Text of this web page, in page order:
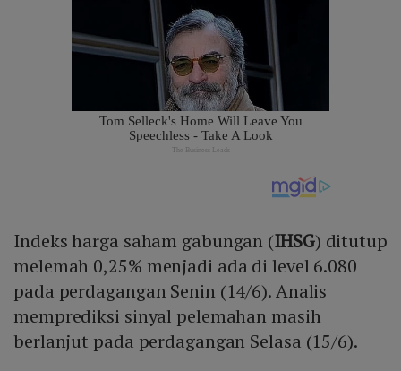
Indeks harga saham gabungan (IHSG) ditutup
melemah 0,25% menjadi ada di level 6.080
pada perdagangan Senin (14/6). Analis
memprediksi sinyal pelemahan masih
berlanjut pada perdagangan Selasa (15/6).